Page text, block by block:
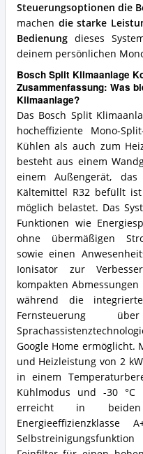
Steuerungsoptionen die
machen die starke
Bedienungdieses
deinem persönlichen
Bosch Split Klimaanlage
Zusammenfassung: Was
Klimaanlage?
Das Bosch Split
hocheffiziente Mono-
Kühlen als auch zum
besteht aus einem
einem Außengerät,
Kältemittel R32 befüllt
möglich belastet. Das
Funktionen wie
ohne übermäßigen
sowie einen
Ionisator zur
kompakten
während die
Fernsteuerung
Google Home ermöglicht.
und Heizleistung von 2
in einem
Kühlmodus und -30
erreicht in